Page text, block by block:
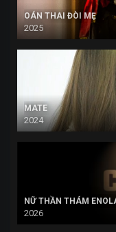
OÁN THAI ĐÒI MẸ
2025
MATE
2024
NỮ THẦN THÁM
2026